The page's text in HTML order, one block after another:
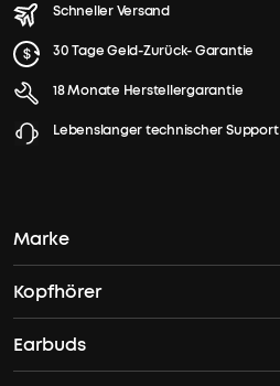
Schneller Versand
30 Tage Geld-Zurück- Garantie
18 Monate Herstellergarantie
Lebenslanger technischer Support
Marke
soundcores Geschichte
Wo finde ich soundcore?
Kopfhörer
Bluetooth Kopfhörer
Earbuds